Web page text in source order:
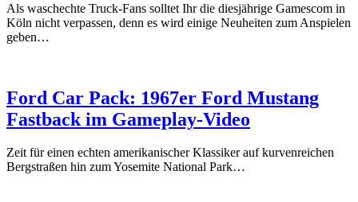
Als waschechte Truck-Fans solltet Ihr die diesjährige Gamescom in
Köln nicht verpassen, denn es wird einige Neuheiten zum Anspielen
geben…
Ford Car Pack: 1967er Ford Mustang
Fastback im Gameplay-Video
Zeit für einen echten amerikanischer Klassiker auf kurvenreichen
Bergstraßen hin zum Yosemite National Park…